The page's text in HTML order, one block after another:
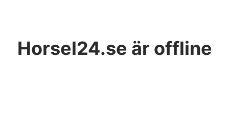
Horsel24.se är offline